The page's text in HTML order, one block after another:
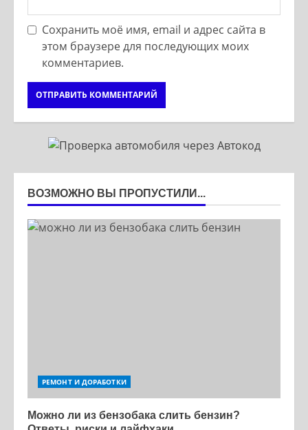
Сохранить моё имя, email и адрес сайта в
этом браузере для последующих моих
комментариев.
ВОЗМОЖНО ВЫ ПРОПУСТИЛИ...
РЕМОНТ И ДОРАБОТКИ
Можно ли из бензобака слить бензин?